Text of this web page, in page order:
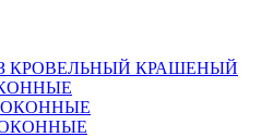
КРОВЕЛЬНЫЙ КРАШЕНЫЙ